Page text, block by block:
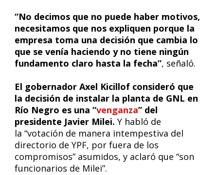
“No decimos que no puede haber motivos,
necesitamos que nos expliquen porque la
empresa toma una decisión que cambia lo
que se venía haciendo y no tiene ningún
fundamento claro hasta la fecha”, señaló.
El gobernador Axel Kicillof consideró que
la decisión de instalar la planta de GNL en
Río Negro es una “venganza” del
presidente Javier Milei. Y habló de
la “votación de manera intempestiva del
directorio de YPF, por fuera de los
compromisos” asumidos, y aclaró que “son
funcionarios de Milei”.